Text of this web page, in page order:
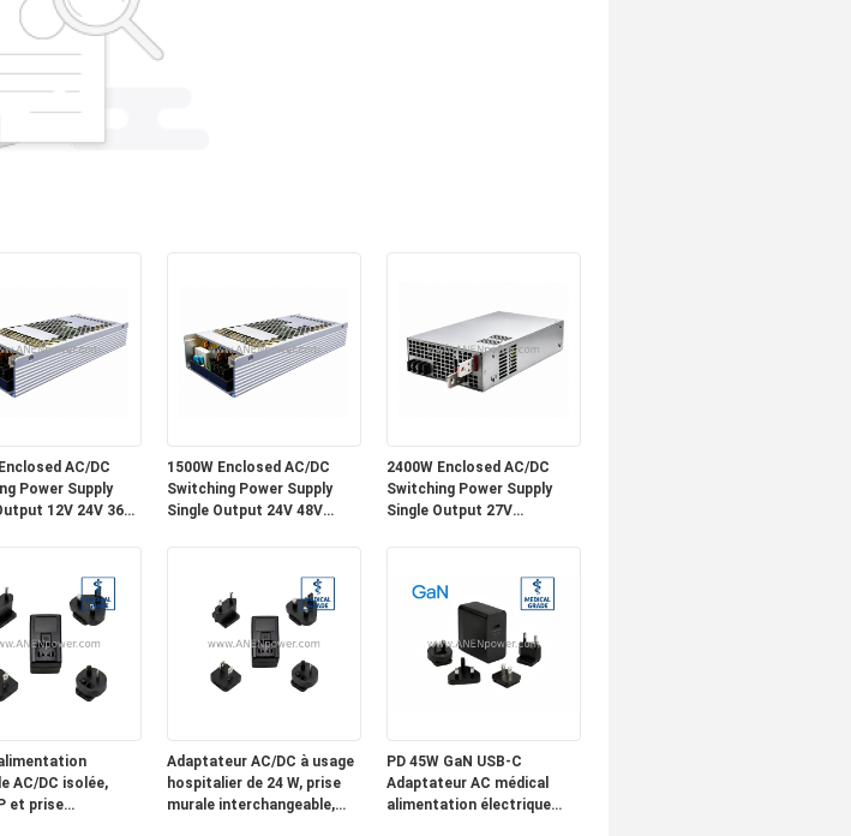
AC/DC
Power Supply
12V 24V 36V
1500W Enclosed AC/DC
Switching Power Supply
Single Output 24V 48V
2400W Enclosed AC/DC
Switching Power Supply
Single Output 27V
AC/DC isolée,
et prise
Adaptateur AC/DC à usage
hospitalier de 24 W, prise
murale interchangeable,
PD 45W GaN USB-C
Adaptateur AC médical
alimentation électrique